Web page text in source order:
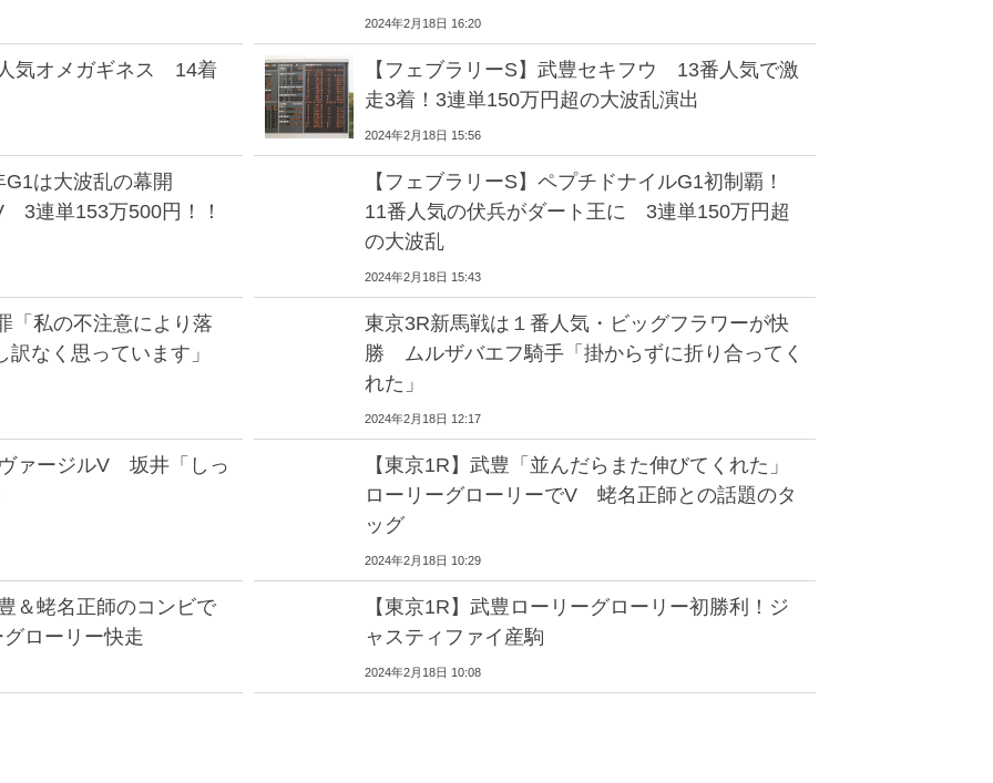
2024年2月18日 16:20
気オメガギネス 14着
【フェブラリーS】武豊セキフウ 13番人気で激
走3着！3連単150万円超の大波乱演出
2024年2月18日 15:56
G1は大波乱の幕開
3連単153万500円！！
【フェブラリーS】ペプチドナイルG1初制覇！
11番人気の伏兵がダート王に 3連単150万円超
の大波乱
2024年2月18日 15:43
「私の不注意により落
なく思っています」
東京3R新馬戦は１番人気・ビッグフラワーが快
勝 ムルザバエフ騎手「掛からずに折り合ってく
れた」
2024年2月18日 12:17
ァージルV 坂井「しっ
【東京1R】武豊「並んだらまた伸びてくれた」
ローリーグローリーでV 蛯名正師との話題のタ
ッグ
2024年2月18日 10:29
＆蛯名正師のコンビで
ローリー快走
【東京1R】武豊ローリーグローリー初勝利！ジ
ャスティファイ産駒
2024年2月18日 10:08